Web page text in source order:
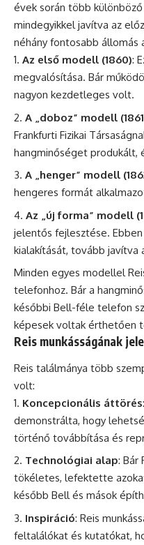
évek során több
mindegyikkel javítva az
néhány fontosabb állomás
Az első modell (1860):
megvalósítása. Bár
nagyon kezdetleges volt.
A „doboz” modell
Frankfurti Fizikai
hangminőséget produkált,
A „henger” modell
hengeres formát
Az „új forma” modell
jelentős fejlesztése.
kialakítását, tovább javítva
Minden egyes modellel
telefonhoz. Bár a
későbbi Bell-féle telefon
képesek voltak érthetően
Reis munkásságának
Reis találmánya több
volt:
Koncepcionális áttörés
demonstrálta, hogy
történő továbbítása és
Technológiai alap: Bár
tökéletes, lefektette
később Bell és mások
Inspiráció: Reis
feltalálókat és kutatókat,